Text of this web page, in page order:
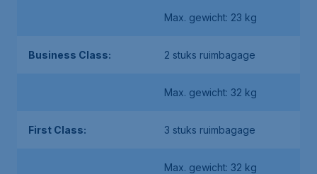
Max. gewicht: 23 kg
Business Class: 2 stuks ruimbagage
Max. gewicht: 32 kg
First Class: 3 stuks ruimbagage
Max. gewicht: 32 kg